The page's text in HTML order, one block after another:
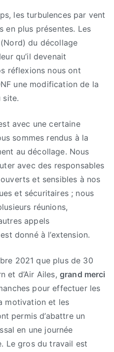
les turbulences par vent
en plus présentes. Les
du décollage
qu’il devenait
réflexions nous ont
une modification de la
site.
avec une certaine
sommes rendus à la
au décollage. Nous
avec des responsables
et sensibles à nos
et sécuritaires ; nous
réunions,
appels
donné à l’extension.
2021 que plus de 30
et d’Air Ailes, grand merci
pour effectuer les
motivation et les
permis d’abattre un
en une journée
Le gros du travail est